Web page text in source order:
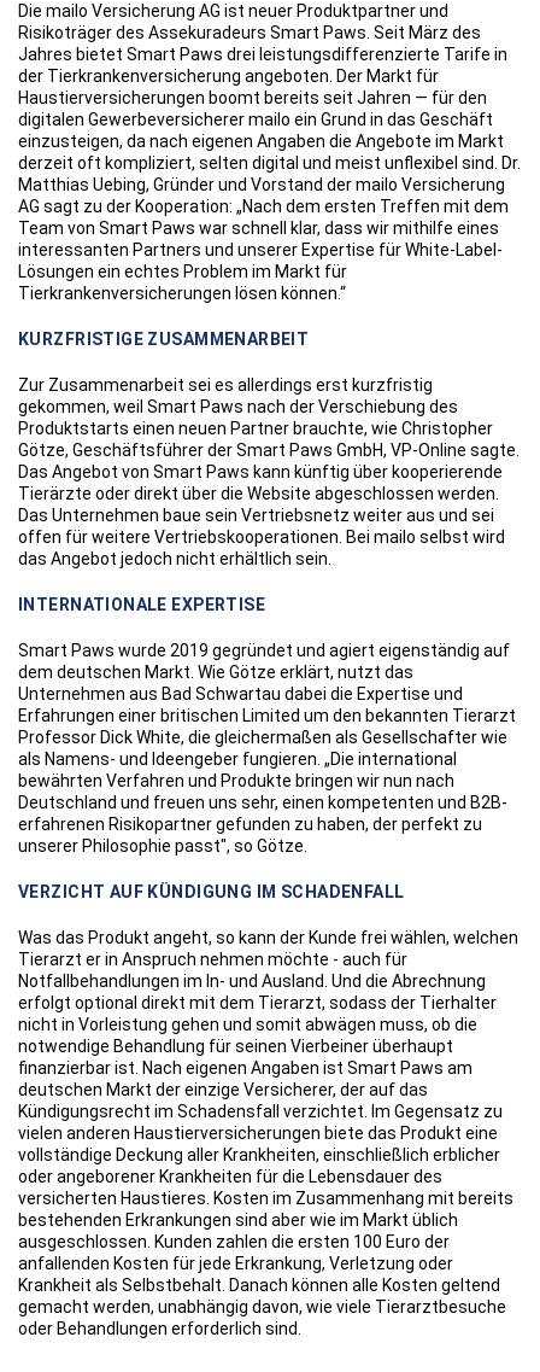
Die mailo Versicherung AG ist neuer Produktpartner und
Risikoträger des Assekuradeurs Smart Paws. Seit März des
Jahres bietet Smart Paws drei leistungsdifferenzierte Tarife in
der Tierkrankenversicherung angeboten. Der Markt für
Haustierversicherungen boomt bereits seit Jahren — für den
digitalen Gewerbeversicherer mailo ein Grund in das Geschäft
einzusteigen, da nach eigenen Angaben die Angebote im Markt
derzeit oft kompliziert, selten digital und meist unflexibel sind. Dr.
Matthias Uebing, Gründer und Vorstand der mailo Versicherung
AG sagt zu der Kooperation: „Nach dem ersten Treffen mit dem
Team von Smart Paws war schnell klar, dass wir mithilfe eines
interessanten Partners und unserer Expertise für White-Label-
Lösungen ein echtes Problem im Markt für
Tierkrankenversicherungen lösen können.“
KURZFRISTIGE ZUSAMMENARBEIT
Zur Zusammenarbeit sei es allerdings erst kurzfristig
gekommen, weil Smart Paws nach der Verschiebung des
Produktstarts einen neuen Partner brauchte, wie Christopher
Götze, Geschäftsführer der Smart Paws GmbH, VP-Online sagte.
Das Angebot von Smart Paws kann künftig über kooperierende
Tierärzte oder direkt über die Website abgeschlossen werden.
Das Unternehmen baue sein Vertriebsnetz weiter aus und sei
offen für weitere Vertriebskooperationen. Bei mailo selbst wird
das Angebot jedoch nicht erhältlich sein.
INTERNATIONALE EXPERTISE
Smart Paws wurde 2019 gegründet und agiert eigenständig auf
dem deutschen Markt. Wie Götze erklärt, nutzt das
Unternehmen aus Bad Schwartau dabei die Expertise und
Erfahrungen einer britischen Limited um den bekannten Tierarzt
Professor Dick White, die gleichermaßen als Gesellschafter wie
als Namens- und Ideengeber fungieren. „Die international
bewährten Verfahren und Produkte bringen wir nun nach
Deutschland und freuen uns sehr, einen kompetenten und B2B-
erfahrenen Risikopartner gefunden zu haben, der perfekt zu
unserer Philosophie passt", so Götze.
VERZICHT AUF KÜNDIGUNG IM SCHADENFALL
Was das Produkt angeht, so kann der Kunde frei wählen, welchen
Tierarzt er in Anspruch nehmen möchte - auch für
Notfallbehandlungen im In- und Ausland. Und die Abrechnung
erfolgt optional direkt mit dem Tierarzt, sodass der Tierhalter
nicht in Vorleistung gehen und somit abwägen muss, ob die
notwendige Behandlung für seinen Vierbeiner überhaupt
finanzierbar ist. Nach eigenen Angaben ist Smart Paws am
deutschen Markt der einzige Versicherer, der auf das
Kündigungsrecht im Schadensfall verzichtet. Im Gegensatz zu
vielen anderen Haustierversicherungen biete das Produkt eine
vollständige Deckung aller Krankheiten, einschließlich erblicher
oder angeborener Krankheiten für die Lebensdauer des
versicherten Haustieres. Kosten im Zusammenhang mit bereits
bestehenden Erkrankungen sind aber wie im Markt üblich
ausgeschlossen. Kunden zahlen die ersten 100 Euro der
anfallenden Kosten für jede Erkrankung, Verletzung oder
Krankheit als Selbstbehalt. Danach können alle Kosten geltend
gemacht werden, unabhängig davon, wie viele Tierarztbesuche
oder Behandlungen erforderlich sind.